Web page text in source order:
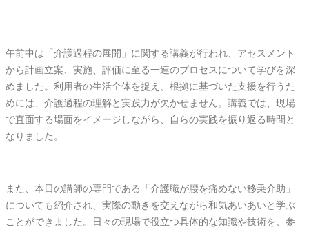
午前中は「介護過程の展開」に関する講義が行われ、アセスメント
から計画立案、実施、評価に至る一連のプロセスについて学びを深
めました。利用者の生活全体を捉え、根拠に基づいた支援を行うた
めには、介護過程の理解と実践力が欠かせません。講義では、現場
で直面する場面をイメージしながら、自らの実践を振り返る時間と
なりました。
また、本日の講師の専門である「介護職が腰を痛めない移乗介助」
についても紹介され、実際の動きを交えながら和気あいあいと学ぶ
ことができました。日々の現場で役立つ具体的な知識や技術を、参